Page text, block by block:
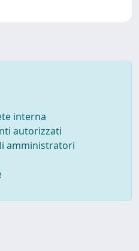
interna
autorizzati
amministratori